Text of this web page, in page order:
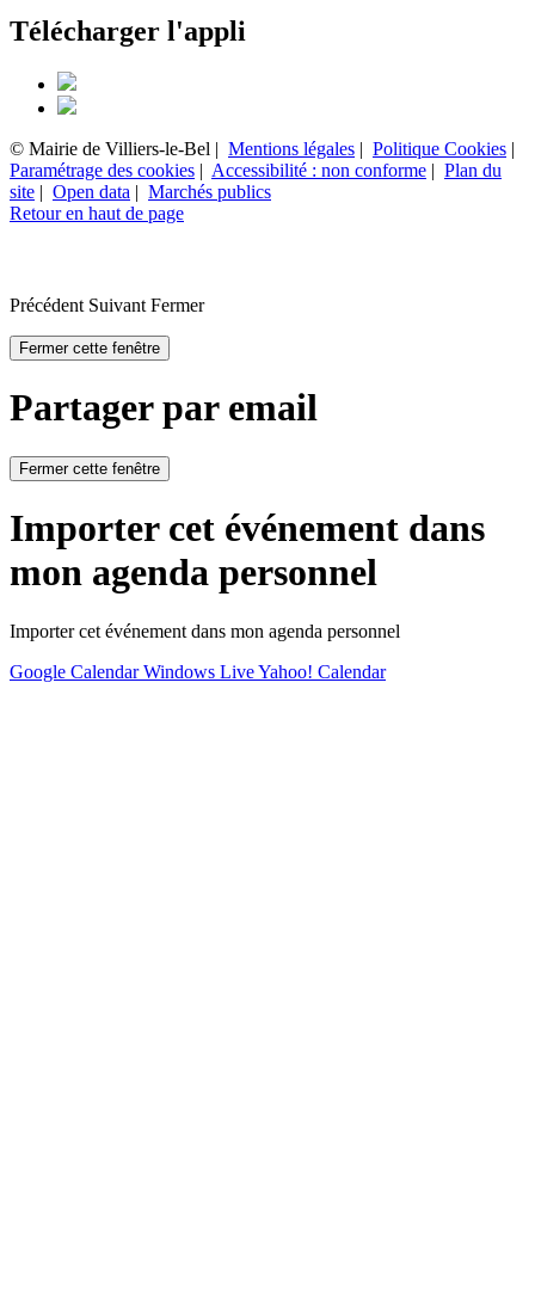
Télécharger l'appli
© Mairie de Villiers-le-Bel | Mentions légales | Politique Cookies |
Paramétrage des cookies | Accessibilité : non conforme | Plan du
site | Open data | Marchés publics
Retour en haut de page
Précédent Suivant Fermer
Fermer cette fenêtre
Partager par email
Fermer cette fenêtre
Importer cet événement dans
mon agenda personnel
Importer cet événement dans mon agenda personnel
Google CalendarWindows LiveYahoo! Calendar